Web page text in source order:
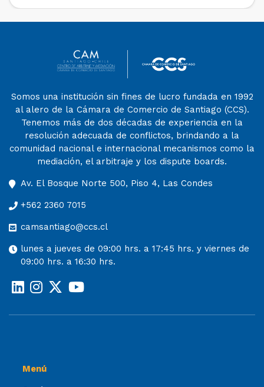
Nacional y Comercial Internacional, organizado por el
Departamento de Derecho Internacional […]
Somos una institución sin fines de lucro fundada en 1992
al alero de la Cámara de Comercio de Santiago (CCS).
Tenemos más de dos décadas de experiencia en la
resolución adecuada de conflictos, brindando a la
comunidad nacional e internacional mecanismos como la
mediación, el arbitraje y los dispute boards.
Av. El Bosque Norte 500, Piso 4, Las Condes
+562 2360 7015
camsantiago@ccs.cl
lunes a jueves de 09:00 hrs. a 17:45 hrs. y viernes de
09:00 hrs. a 16:30 hrs.
Menú